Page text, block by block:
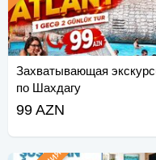
Захватывающая
по Шахдагу
99 AZN